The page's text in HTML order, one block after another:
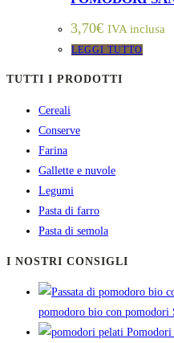
3,70€ IVA inclusa
LEGGI TUTTO
TUTTI I PRODOTTI
Cereali
Conserve
Farina
Gallette e nuvole
Legumi
Pasta di farro
Pasta di semola
I NOSTRI CONSIGLI
pomodoro bio con pomodori